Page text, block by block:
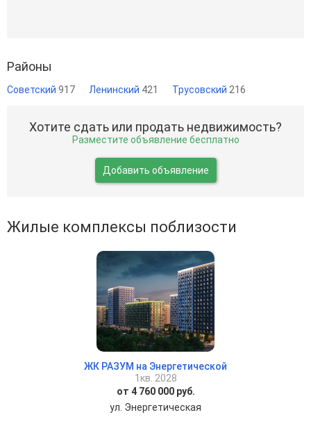
Районы
Советский 917 Ленинский 421 Трусовский 216
Хотите сдать или продать недвижимость?
Разместите объявление бесплатно
Добавить объявление
Жилые комплексы поблизости
ЖК РАЗУМ на Энергетической
1кв. 2028
от 4 760 000 руб.
ул. Энергетическая